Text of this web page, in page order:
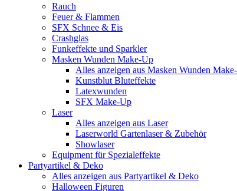
Rauch
Feuer & Flammen
SFX Schnee & Eis
Crashglas
Funkeffekte und Sparkler
Masken Wunden Make-Up
Alles anzeigen aus Masken Wunden
Kunstblut Bluteffekte
Latexwunden
SFX Make-Up
Laser
Alles anzeigen aus Laser
Laserworld Gartenlaser & Zubehör
Showlaser
Equipment für Spezialeffekte
Partyartikel & Deko
Alles anzeigen aus Partyartikel & Deko
Halloween Figuren